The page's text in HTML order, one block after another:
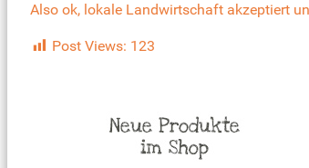
Also ok, lokale Landwirtschaft akzeptiert
Post Views: 123